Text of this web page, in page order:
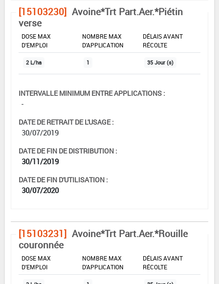
[15103230] Avoine*Trt Part.Aer.*Piétin
verse
DOSE MAX
D'EMPLOI
NOMBRE MAX
D'APPLICATION
DÉLAIS AVANT
RÉCOLTE
2 L/ha 1 35 Jour (s)
INTERVALLE MINIMUM ENTRE APPLICATIONS :
-
DATE DE RETRAIT DE L'USAGE :
30/07/2019
DATE DE FIN DE DISTRIBUTION :
30/11/2019
DATE DE FIN D'UTILISATION :
30/07/2020
[15103231] Avoine*Trt Part.Aer.*Rouille
couronnée
DOSE MAX
D'EMPLOI
NOMBRE MAX
D'APPLICATION
DÉLAIS AVANT
RÉCOLTE